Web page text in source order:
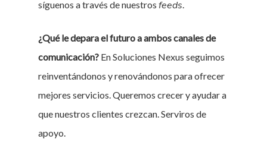
síguenos a través de nuestros feeds.
¿Qué le depara el futuro a ambos canales de
comunicación? En Soluciones Nexus seguimos
reinventándonos y renovándonos para ofrecer
mejores servicios. Queremos crecer y ayudar a
que nuestros clientes crezcan. Serviros de
apoyo.